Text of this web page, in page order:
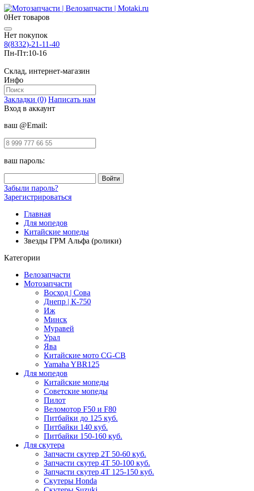
0Нет товаров
Нет покупок
8(8332)-21-11-40
Пн-Пт:10-16
Склад, интернет-магазин
Инфо
Закладки (0) Написать нам
Вход в аккаунт
ваш @Email:
ваш пароль:
Забыли пароль?
Зарегистрироваться
Главная
Для мопедов
Китайские мопеды
Звезды ГРМ Альфа (ролики)
Категории
Велозапчасти
Мотозапчасти
Восход | Сова
Днепр | К-750
Иж
Минск
Муравей
Урал
Ява
Китайские мото CG-CB
Yamaha YBR125
Для мопедов
Китайские мопеды
Советские мопеды
Пилот
Веломотор F50 и F80
Питбайки до 125 куб.
Питбайки 140 куб.
Питбайки 150-160 куб.
Для скутера
Запчасти скутер 2Т 50-60 куб.
Запчасти скутер 4Т 50-100 куб.
Запчасти скутер 4Т 125-150 куб.
Скутеры Honda